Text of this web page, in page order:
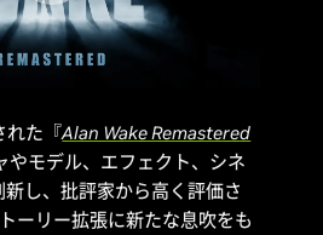
れた『Alan Wake Remastered
やモデル、エフェクト、シネ
し、批評家から高く評価さ
ーリー拡張に新たな息吹をも